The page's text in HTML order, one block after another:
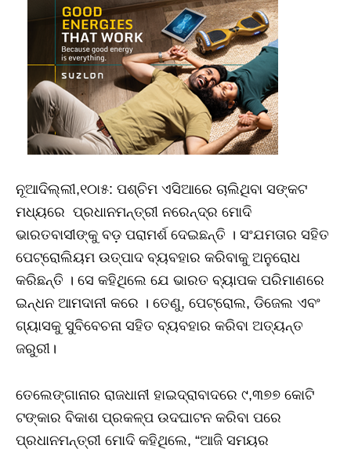
ନୂଆଦିଲ୍ଲୀ,୧୦ା୫: ପଶ୍ଚିମ ଏସିଆରେ ଚାଲିଥିବା ସଙ୍କଟ
ମଧ୍ୟରେ ପ୍ରଧାନମନ୍ତ୍ରୀ ନରେନ୍ଦ୍ର ମୋଦି
ଭାରତବାସୀଙ୍କୁ ବଡ଼ ପରାମର୍ଶ ଦେଇଛନ୍ତି । ସଂଯମତାର ସହିତ
ପେଟ୍ରୋଲିୟମ ଉତ୍ପାଦ ବ୍ୟବହାର କରିବାକୁ ଅନୁରୋଧ
କରିଛନ୍ତି । ସେ କହିଥିଲେ ଯେ ଭାରତ ବ୍ୟାପକ ପରିମାଣରେ
ଇନ୍ଧନ ଆମଦାନୀ କରେ । ତେଣୁ, ପେଟ୍ରୋଲ, ଡିଜେଲ ଏବଂ
ଗ୍ୟାସକୁ ସୁବିବେଚନା ସହିତ ବ୍ୟବହାର କରିବା ଅତ୍ୟନ୍ତ
ଜରୁରୀ।
ତେଲେଙ୍ଗାନାର ରାଜଧାନୀ ହାଇଦ୍ରାବାଦରେ ୯,୩୭୭ କୋଟି
ଟଙ୍କାର ବିକାଶ ପ୍ରକଳ୍ପ ଉଦଘାଟନ କରିବା ପରେ
ପ୍ରଧାନମନ୍ତ୍ରୀ ମୋଦି କହିଥିଲେ, “ଆଜି ସମୟର